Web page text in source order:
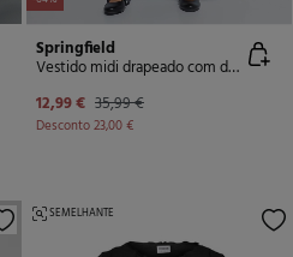
Springfield
Vestido midi drapeado com decote assimétrico
12,99 € 35,99 €
Desconto23,00 €
SEMELHANTE